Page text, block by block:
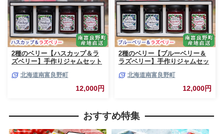
2種のベリー【ハスカップ＆ラ
ズベリー】手作りジャムセット
ム ベリー ハスカップ ラズベリ
ー ソース カシス てんさい糖 無
農薬 ポリフェノール 鉄分 ビタ
北海道南富良野町
12,000円
2種のベリー【ブルーベリー＆
ラズベリー】手作りジャムセッ
ャム ベリー ブルーベリー ラズ
ベリー ソース カシス 果実 てん
北海道南富良野町
12,000円
おすすめ特集